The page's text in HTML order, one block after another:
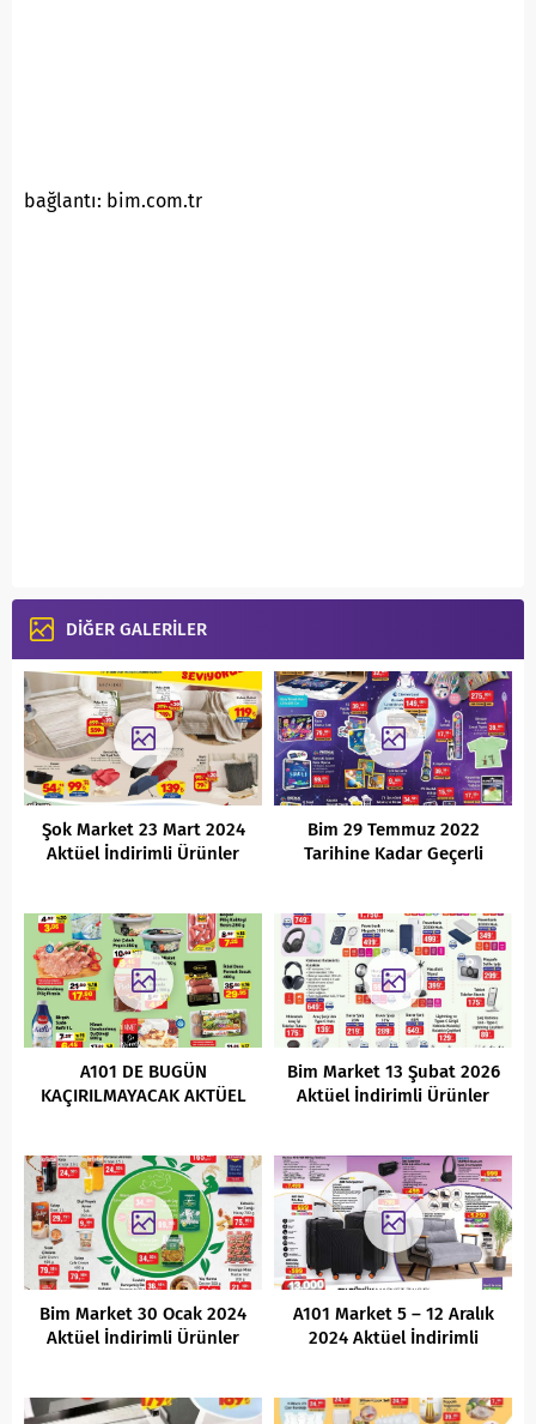
bağlantı: bim.com.tr
DİĞER GALERİLER
Şok Market 23 Mart 2024
Aktüel İndirimli Ürünler
Bim 29 Temmuz 2022
Tarihine Kadar Geçerli
A101 DE BUGÜN
KAÇIRILMAYACAK AKTÜEL
Bim Market 13 Şubat 2026
Aktüel İndirimli Ürünler
Bim Market 30 Ocak 2024
Aktüel İndirimli Ürünler
A101 Market 5 – 12 Aralık
2024 Aktüel İndirimli